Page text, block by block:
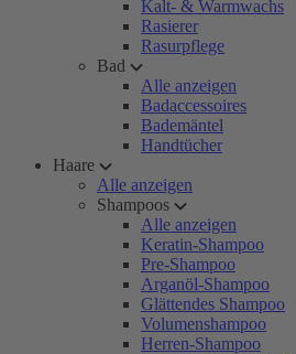
Kalt- & Warmwachs
Rasierer
Rasurpflege
Bad
Alle anzeigen
Badaccessoires
Bademäntel
Handtücher
Haare
Alle anzeigen
Shampoos
Alle anzeigen
Keratin-Shampoo
Pre-Shampoo
Arganöl-Shampoo
Glättendes Shampoo
Volumenshampoo
Herren-Shampoo